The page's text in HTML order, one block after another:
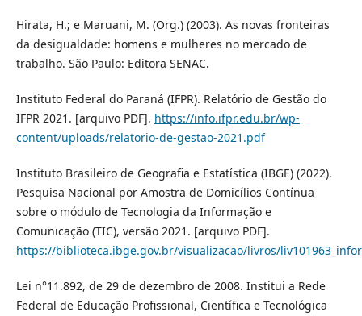
Hirata, H.; e Maruani, M. (Org.) (2003). As novas fronteiras
da desigualdade: homens e mulheres no mercado de
trabalho. São Paulo: Editora SENAC.
Instituto Federal do Paraná (IFPR). Relatório de Gestão do
IFPR 2021. [arquivo PDF]. https://info.ifpr.edu.br/wp-
content/uploads/relatorio-de-gestao-2021.pdf
Instituto Brasileiro de Geografia e Estatística (IBGE) (2022).
Pesquisa Nacional por Amostra de Domicílios Contínua
sobre o módulo de Tecnologia da Informação e
Comunicação (TIC), versão 2021. [arquivo PDF].
https://biblioteca.ibge.gov.br/visualizacao/livros/
Lei n°11.892, de 29 de dezembro de 2008. Institui a Rede
Federal de Educação Profissional, Científica e Tecnológica